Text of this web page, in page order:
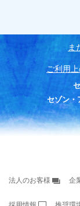
ま
ご利用
セゾン・
法人のお客様 企